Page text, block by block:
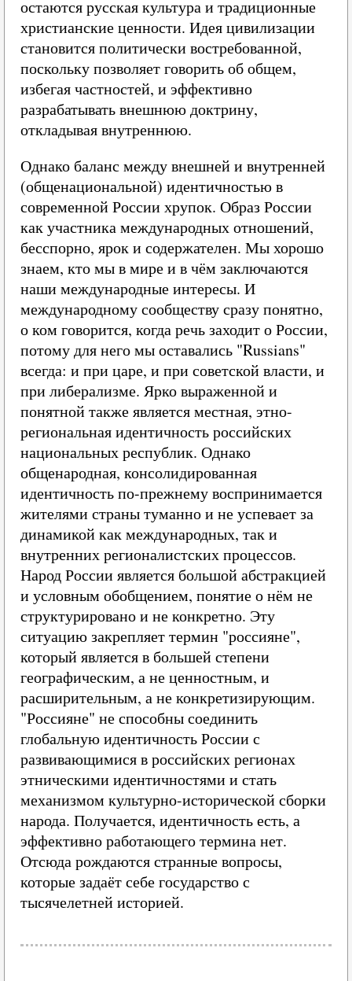
остаются русская культура и традиционные
христианские ценности. Идея цивилизации
становится политически востребованной,
поскольку позволяет говорить об общем,
избегая частностей, и эффективно
разрабатывать внешнюю доктрину,
откладывая внутреннюю.
Однако баланс между внешней и внутренней
(общенациональной) идентичностью в
современной России хрупок. Образ России
как участника международных отношений,
бесспорно, ярок и содержателен. Мы хорошо
знаем, кто мы в мире и в чём заключаются
наши международные интересы. И
международному сообществу сразу понятно,
о ком говорится, когда речь заходит о России,
потому для него мы оставались "Russians"
всегда: и при царе, и при советской власти, и
при либерализме. Ярко выраженной и
понятной также является местная, этно-
региональная идентичность российских
национальных республик. Однако
общенародная, консолидированная
идентичность по-прежнему воспринимается
жителями страны туманно и не успевает за
динамикой как международных, так и
внутренних регионалистских процессов.
Народ России является большой абстракцией
и условным обобщением, понятие о нём не
структурировано и не конкретно. Эту
ситуацию закрепляет термин "россияне",
который является в большей степени
географическим, а не ценностным, и
расширительным, а не конкретизирующим.
"Россияне" не способны соединить
глобальную идентичность России с
развивающимися в российских регионах
этническими идентичностями и стать
механизмом культурно-исторической сборки
народа. Получается, идентичность есть, а
эффективно работающего термина нет.
Отсюда рождаются странные вопросы,
которые задаёт себе государство с
тысячелетней историей.